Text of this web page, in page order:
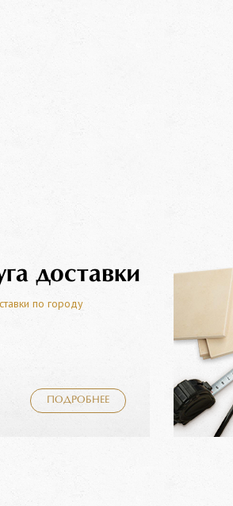
доставки
по городу
ПОДРОБНЕЕ